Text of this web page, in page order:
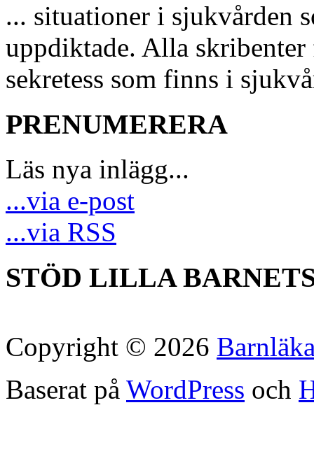
... situationer i sjukvården
uppdiktade. Alla
sekretess som finns i
PRENUMERERA
Läs nya inlägg...
...via e-post
...via RSS
STÖD LILLA
Copyright © 2026
Baserat på WordPress och